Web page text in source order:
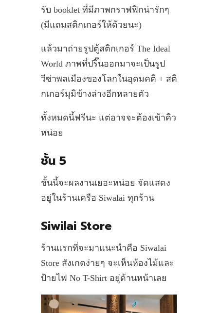
รับ booklet ที่มีภาพกราฟฟิกน่ารักๆ
(มีแถมสติกเกอร์ให้ด้วยนะ)
แล้วมาถ่ายรูปตู้สติกเกอร์ The Ideal
World ภาพที่ปริ๊นออกมาจะเป็นรูป
วีซ่าพลเมืองของโลกในอุดมคติ + สติ
กเกอร์มุมิข้างล่างอีกหลายตัว
ทั้งหมดนี้ฟรีนะ แต่อาจจะต้องเข้าคิว
หน่อย
ชั้น 5
ชั้นนี้จะผลงานเยอะหน่อย จัดแสดง
อยู่ในร้านเครือ Siwalai ทุกร้าน
Siwilai Store
ร้านแรกที่จะมาแนะนำคือ Siwalai
Store สังเกตง่ายๆ จะเห็นห้องไม้และ
ป้ายไฟ No T-Shirt อยู่ด้านหน้าเลย